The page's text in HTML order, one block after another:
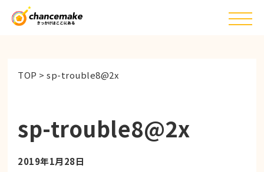
TOP >sp-trouble8@2x
sp-trouble8@2x
2019年1月28日